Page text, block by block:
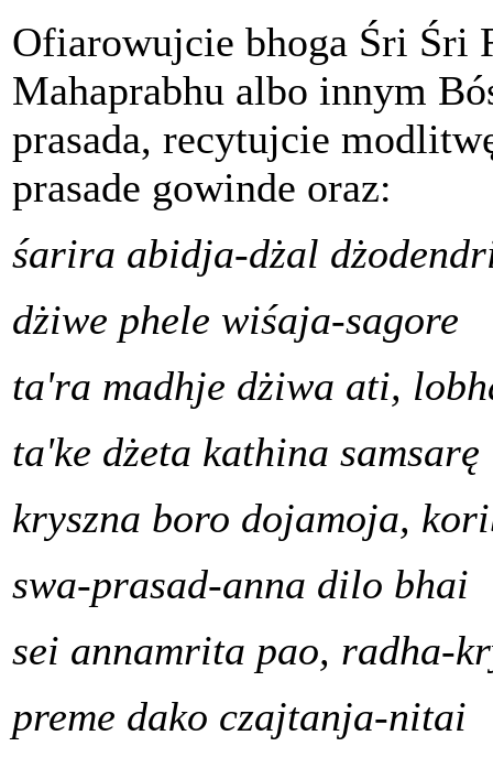
Ofiarowujcie bhoga Śri Śri
Mahaprabhu albo innym
prasada, recytujcie
prasade gowinde oraz:
śarira abidja-dżal
dżiwe phele wiśaja-sagore
ta'ra madhje dżiwa ati,
ta'ke dżeta kathina samsarę
kryszna boro dojamoja,
swa-prasad-anna dilo bhai
sei annamrita pao, radha-
preme dako czajtanja-nitai